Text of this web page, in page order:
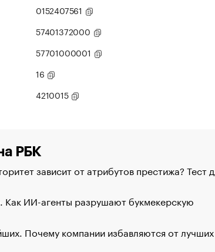
0152407561
57401372000
57701000001
16
4210015
РБК
зависит от атрибутов престижа? Тест
Как ИИ-агенты разрушают букмекерскую
Почему компании избавляются от лучших